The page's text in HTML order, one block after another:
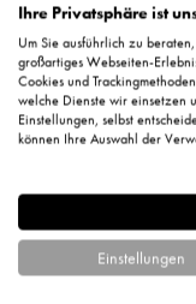
%
Ihre Privatsphäre ist
Um Sie ausführlich zu
großartiges Webseiten-
Cookies und
welche Dienste wir einsetzen
Einstellungen, selbst
können Ihre Auswahl der
Einstellungen